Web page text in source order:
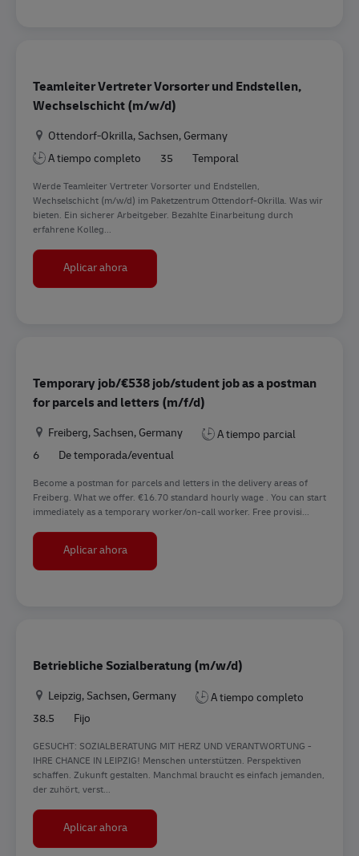
Teamleiter Vertreter Vorsorter und Endstellen,
Wechselschicht (m/w/d)
Ubicación
Ottendorf-Okrilla, Sachsen, Germany
A tiempo completo
35 Temporal
Werde Teamleiter Vertreter Vorsorter und Endstellen,
Wechselschicht (m/w/d) im Paketzentrum Ottendorf-Okrilla. Was wir
bieten. Ein sicherer Arbeitgeber. Bezahlte Einarbeitung durch
erfahrene Kolleg...
Aplicar ahoraTeamleiter Vertreter Vorsorter und Endstellen,
Temporary job/€538 job/student job as a postman
for parcels and letters (m/f/d)
Ubicación
Freiberg, Sachsen, Germany
A tiempo parcial
6
De temporada/eventual
Become a postman for parcels and letters in the delivery areas of
Freiberg. What we offer. €16.70 standard hourly wage . You can start
immediately as a temporary worker/on-call worker. Free provisi...
Aplicar ahoraTemporary job/€538 job/student job as a
Betriebliche Sozialberatung (m/w/d)
Ubicación
Leipzig, Sachsen, Germany
A tiempo completo
38.5
Fijo
GESUCHT: SOZIALBERATUNG MIT HERZ UND VERANTWORTUNG -
IHRE CHANCE IN LEIPZIG! Menschen unterstützen. Perspektiven
schaffen. Zukunft gestalten. Manchmal braucht es einfach jemanden,
der zuhört, verst...
Aplicar ahoraBetriebliche Sozialberatung (m/w/d)